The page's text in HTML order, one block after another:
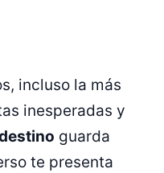
incluso la más
inesperadas y
guarda
te presenta